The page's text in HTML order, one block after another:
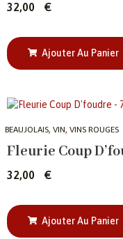
32,00 €
Ajouter Au Panier
BEAUJOLAIS, VIN, VINS ROUGES
Fleurie Coup
32,00 €
Ajouter Au Panier